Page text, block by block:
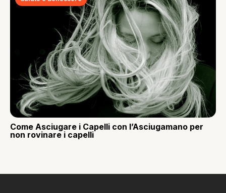
Come Asciugare i Capelli con l’Asciugamano per
non rovinare i capelli